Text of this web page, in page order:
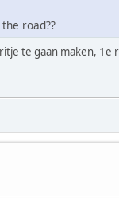
road??
te gaan maken, 1e